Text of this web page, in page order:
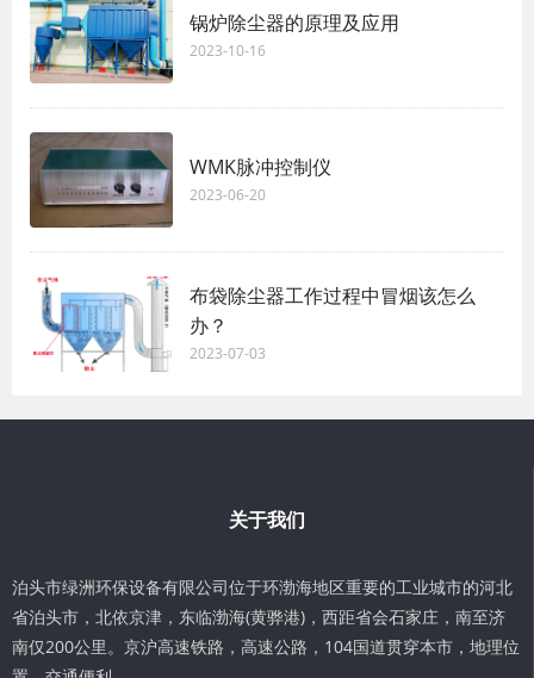
锅炉除尘器的原理及应用
2023-10-16
WMK脉冲控制仪
2023-06-20
布袋除尘器工作过程中冒烟该怎么
办？
2023-07-03
关于我们
泊头市绿洲环保设备有限公司位于环渤海地区重要的工业城市的河北
省泊头市，北依京津，东临渤海(黄骅港)，西距省会石家庄，南至济
南仅200公里。京沪高速铁路，高速公路，104国道贯穿本市，地理位